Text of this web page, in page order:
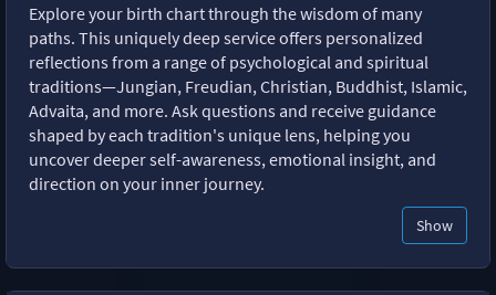
Explore your birth chart through the wisdom of many
paths. This uniquely deep service offers personalized
reflections from a range of psychological and spiritual
traditions—Jungian, Freudian, Christian, Buddhist, Islamic,
Advaita, and more. Ask questions and receive guidance
shaped by each tradition's unique lens, helping you
uncover deeper self-awareness, emotional insight, and
direction on your inner journey.
Show